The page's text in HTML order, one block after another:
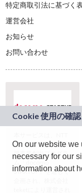
特定商取引法に基づく
運営会社
お知らせ
お問い合わせ
ドコモグループの新
規事業創出プログラ
ム「docomo
STARTUP」を通じて
On our website we
necessary for our
information about